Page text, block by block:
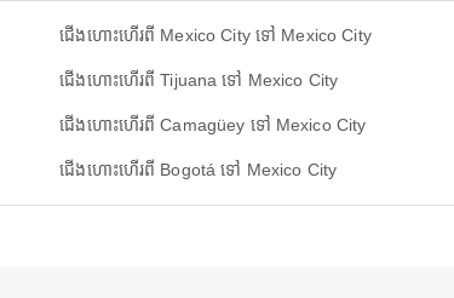
ជើងហោះហើរពី Mexico City ទៅ Mexico City
ជើងហោះហើរពី Tijuana ទៅ Mexico City
ជើងហោះហើរពី Camagüey ទៅ Mexico City
ជើងហោះហើរពី Bogotá ទៅ Mexico City